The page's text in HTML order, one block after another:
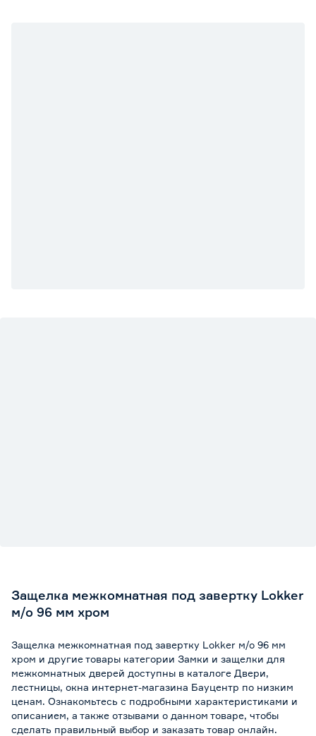
Защелка межкомнатная под завертку Lokker
м/о 96 мм хром
Защелка межкомнатная под завертку Lokker м/о 96 мм
хром и другие товары категории Замки и защелки для
межкомнатных дверей доступны в каталоге Двери,
лестницы, окна интернет-магазина Бауцентр по низким
ценам. Ознакомьтесь с подробными характеристиками и
описанием, а также отзывами о данном товаре, чтобы
сделать правильный выбор и заказать товар онлайн.